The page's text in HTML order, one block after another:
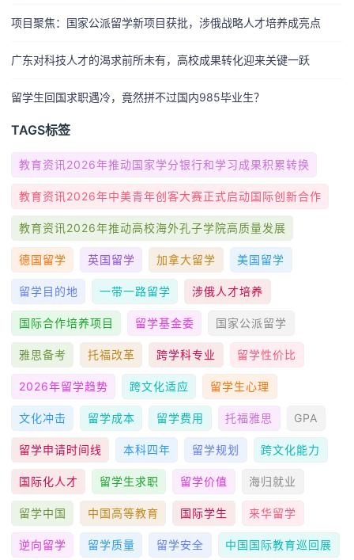
项目聚焦：国家公派留学新项目获批，涉俄战略人才培养成亮点
广东对科技人才的渴求前所未有，高校成果转化迎来关键一跃
留学生回国求职遇冷，竟然拼不过国内985毕业生？
TAGS标签
教育资讯2026年推动国家学分银行和学习成果积累转换
教育资讯2026年中美青年创客大赛正式启动国际创新合作
教育资讯2026年推动高校海外孔子学院高质量发展
德国留学 英国留学 加拿大留学 美国留学
留学目的地 一带一路留学 涉俄人才培养
国际合作培养项目 留学基金委 国家公派留学
雅思备考 托福改革 跨学科专业 留学性价比
2026年留学趋势 跨文化适应 留学生心理
文化冲击 留学成本 留学费用 托福雅思 GPA
留学申请时间线 本科四年 留学规划 跨文化能力
国际化人才 留学生求职 留学价值 海归就业
留学中国 中国高等教育 国际学生 来华留学
逆向留学 留学质量 留学安全 中国国际教育巡回展